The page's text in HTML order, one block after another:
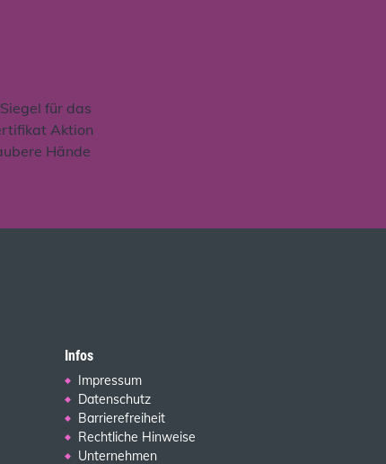
Infos
Impressum
Datenschutz
Barrierefreiheit
Rechtliche Hinweise
Unternehmen